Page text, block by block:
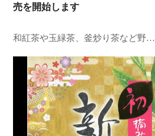
売を開始します
和紅茶や玉緑茶、釜炒り茶など野…